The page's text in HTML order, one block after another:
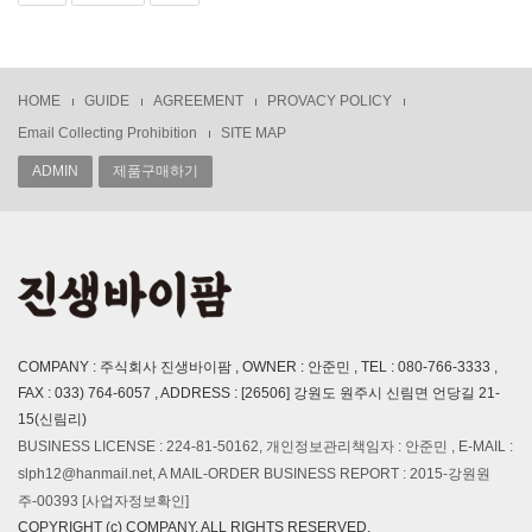
HOME GUIDE AGREEMENT
PROVACY POLICY
Email Collecting Prohibition
SITE MAP
ADMIN 제품구매하기
COMPANY : 주식회사 진생바이팜 , OWNER : 안준민 , TEL : 080-766-3333 ,
FAX : 033) 764-6057 , ADDRESS : [26506] 강원도 원주시 신림면 언당길 21-
15(신림리)
BUSINESS LICENSE : 224-81-50162, 개인정보관리책임자 : 안준민 , E-MAIL :
slph12@hanmail.net, A MAIL-ORDER BUSINESS REPORT : 2015-강원원
주-00393 [사업자정보확인]
COPYRIGHT (c) COMPANY, ALL RIGHTS RESERVED.